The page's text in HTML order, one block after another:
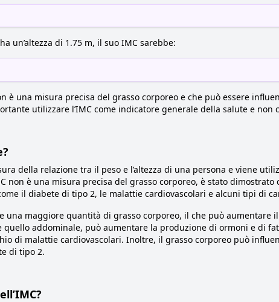
un’altezza di 1.75 m, il suo IMC sarebbe:
è una misura precisa del grasso corporeo e che può essere
utilizzare l’IMC come indicatore generale della salute e non
della relazione tra il peso e l’altezza di una persona e viene
non è una misura precisa del grasso corporeo, è stato dimostrato
il diabete di tipo 2, le malattie cardiovascolari e alcuni tipi di
una maggiore quantità di grasso corporeo, il che può aumentare
quello addominale, può aumentare la produzione di ormoni e di
di malattie cardiovascolari. Inoltre, il grasso corporeo può
di tipo 2.